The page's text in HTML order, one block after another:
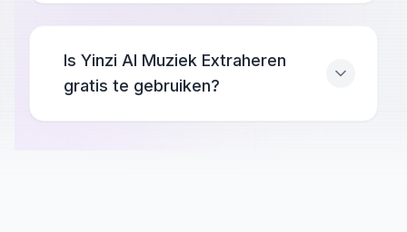
Is Yinzi AI Muziek Extraheren
gratis te gebruiken?